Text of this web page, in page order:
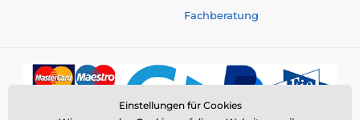
Fachberatung
Einstellungen für Cookies